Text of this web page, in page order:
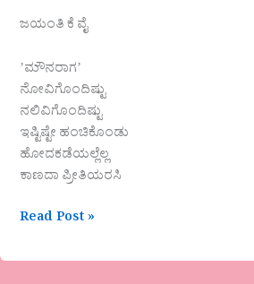
ಜಯಂತಿ ಕೆ ವೈ
ʼಮೌನರಾಗʼ
ನೋವಿಗೊಂದಿಷ್ಟು
ನಲಿವಿಗೊಂದಿಷ್ಟು
ಇಷ್ಟಿಷ್ಟೇ ಹಂಚಿಕೊಂಡು
ಹೋದಕಡೆಯಲ್ಲೆಲ್ಲ
ಕಾಣದಾ ಪ್ರೀತಿಯರಸಿ
Read Post »